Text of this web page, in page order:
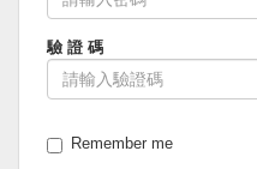
驗 證 碼
Remember me